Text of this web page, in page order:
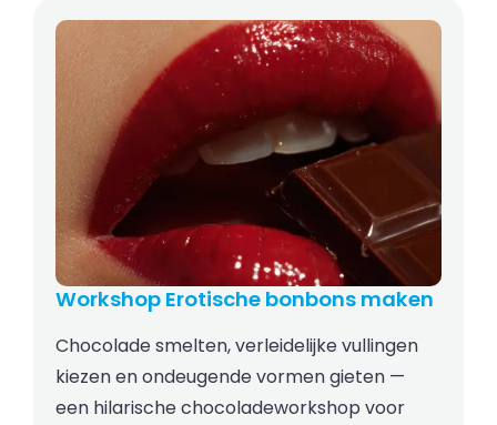
Workshop Erotische bonbons maken
Chocolade smelten, verleidelijke vullingen
kiezen en ondeugende vormen gieten —
een hilarische chocoladeworkshop voor